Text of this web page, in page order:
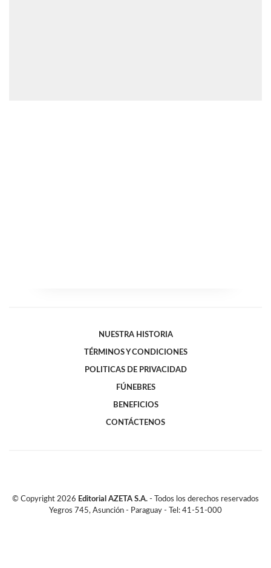
NUESTRA HISTORIA
TÉRMINOS Y CONDICIONES
POLITICAS DE PRIVACIDAD
FÚNEBRES
BENEFICIOS
CONTÁCTENOS
© Copyright 2026 Editorial AZETA S.A. - Todos los derechos reservados
Yegros 745, Asunción - Paraguay - Tel: 41-51-000